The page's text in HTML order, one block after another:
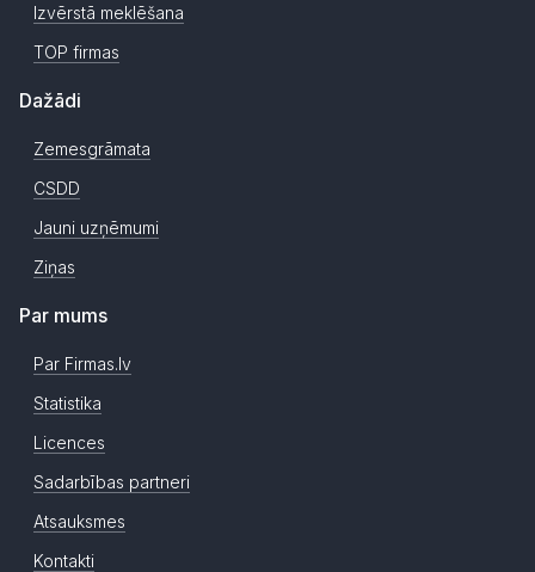
Izvērstā meklēšana
TOP firmas
Dažādi
Zemesgrāmata
CSDD
Jauni uzņēmumi
Ziņas
Par mums
Par Firmas.lv
Statistika
Licences
Sadarbības partneri
Atsauksmes
Kontakti